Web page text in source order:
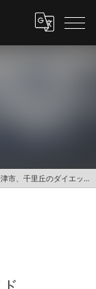
市、千里丘のダイエットジム